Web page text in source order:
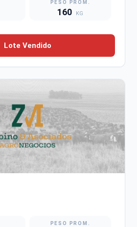
PESO PROM.
160 KG
Lote Vendido
PESO PROM.